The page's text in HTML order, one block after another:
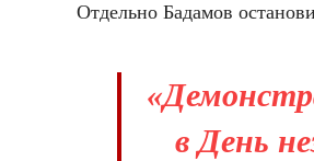
Отдельно Бадамов
в День